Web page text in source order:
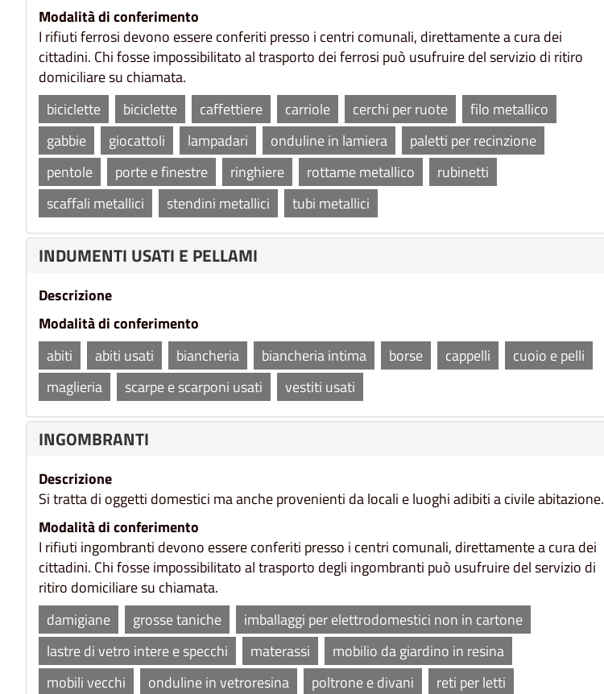
Modalità di conferimento
I rifiuti ferrosi devono essere conferiti presso i centri comunali, direttamente a cura dei
cittadini. Chi fosse impossibilitato al trasporto dei ferrosi può usufruire del servizio di ritiro
domiciliare su chiamata.
biciclette
biciclette caffettiere carriole cerchi per ruote
filo metallico
gabbie
giocattoli lampadari onduline in lamiera
paletti per recinzione
pentole
porte e finestre ringhiere rottame metallico
rubinetti
scaffali metallici
stendini metallici tubi metallici
INDUMENTI USATI E PELLAMI
Descrizione
Modalità di conferimento
abiti
abiti usati biancheria biancheria intima borse cappelli
cuoio e pelli
maglieria
scarpe e scarponi usati vestiti usati
INGOMBRANTI
Descrizione
Si tratta di oggetti domestici ma anche provenienti da locali e luoghi adibiti a civile abitazione.
Modalità di conferimento
I rifiuti ingombranti devono essere conferiti presso i centri comunali, direttamente a cura dei
cittadini. Chi fosse impossibilitato al trasporto degli ingombranti può usufruire del servizio di
ritiro domiciliare su chiamata.
damigiane
grosse taniche
imballaggi per elettrodomestici non in cartone
lastre di vetro intere e specchi
materassi
mobilio da giardino in resina
mobili vecchi
onduline in vetroresina poltrone e divani
reti per letti